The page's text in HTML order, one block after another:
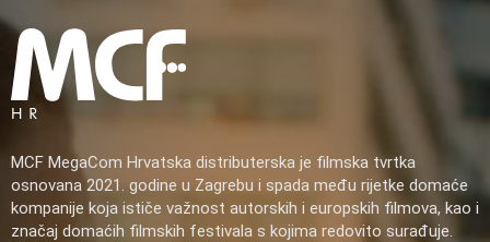
MCF MegaCom Hrvatska distributerska je filmska tvrtka
osnovana 2021. godine u Zagrebu i spada među rijetke domaće
kompanije koja ističe važnost autorskih i europskih filmova, kao i
značaj domaćih filmskih festivala s kojima redovito surađuje.